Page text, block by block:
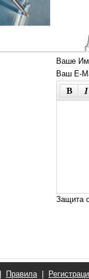
Ваше
Ваш E-
Защита
Правила|